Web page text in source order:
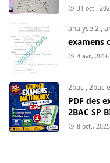
31 oct.,
analyse 2 ,
examens
4 avr., 2016
2bac ,2bac
PDF des
2BAC SP
8 oct., 2025